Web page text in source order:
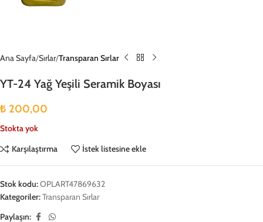
Ana Sayfa Sırlar Transparan Sırlar
YT-24 Yağ Yeşili Seramik Boyası
₺ 200,00
Stokta yok
Karşılaştırma
İstek listesine ekle
Stok kodu:OPLART47869632
Kategoriler:Transparan Sırlar
Paylaşın: